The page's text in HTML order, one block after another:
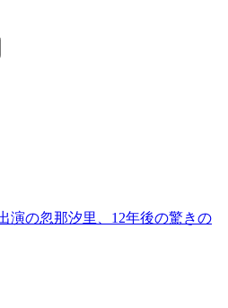
演の忽那汐里、12年後の驚きの